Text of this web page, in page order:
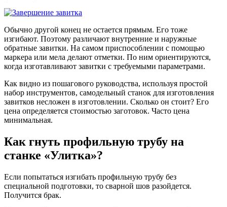
Обычно другой конец не остается прямым. Его тоже
изгибают. Поэтому различают внутренние и наружные
обратные завитки. На самом приспособлении с помощью
маркера или мела делают отметки. По ним ориентируются,
когда изготавливают завитки с требуемыми параметрами.
Как видно из пошагового руководства, используя простой
набор инструментов, самодельный станок для изготовления
завитков несложен в изготовлении. Сколько он стоит? Его
цена определяется стоимостью заготовок. Часто цена
минимальная.
Как гнуть профильную трубу на
станке «Улитка»?
Если попытаться изгибать профильную трубу без
специальной подготовки, то сварной шов разойдется.
Получится брак.